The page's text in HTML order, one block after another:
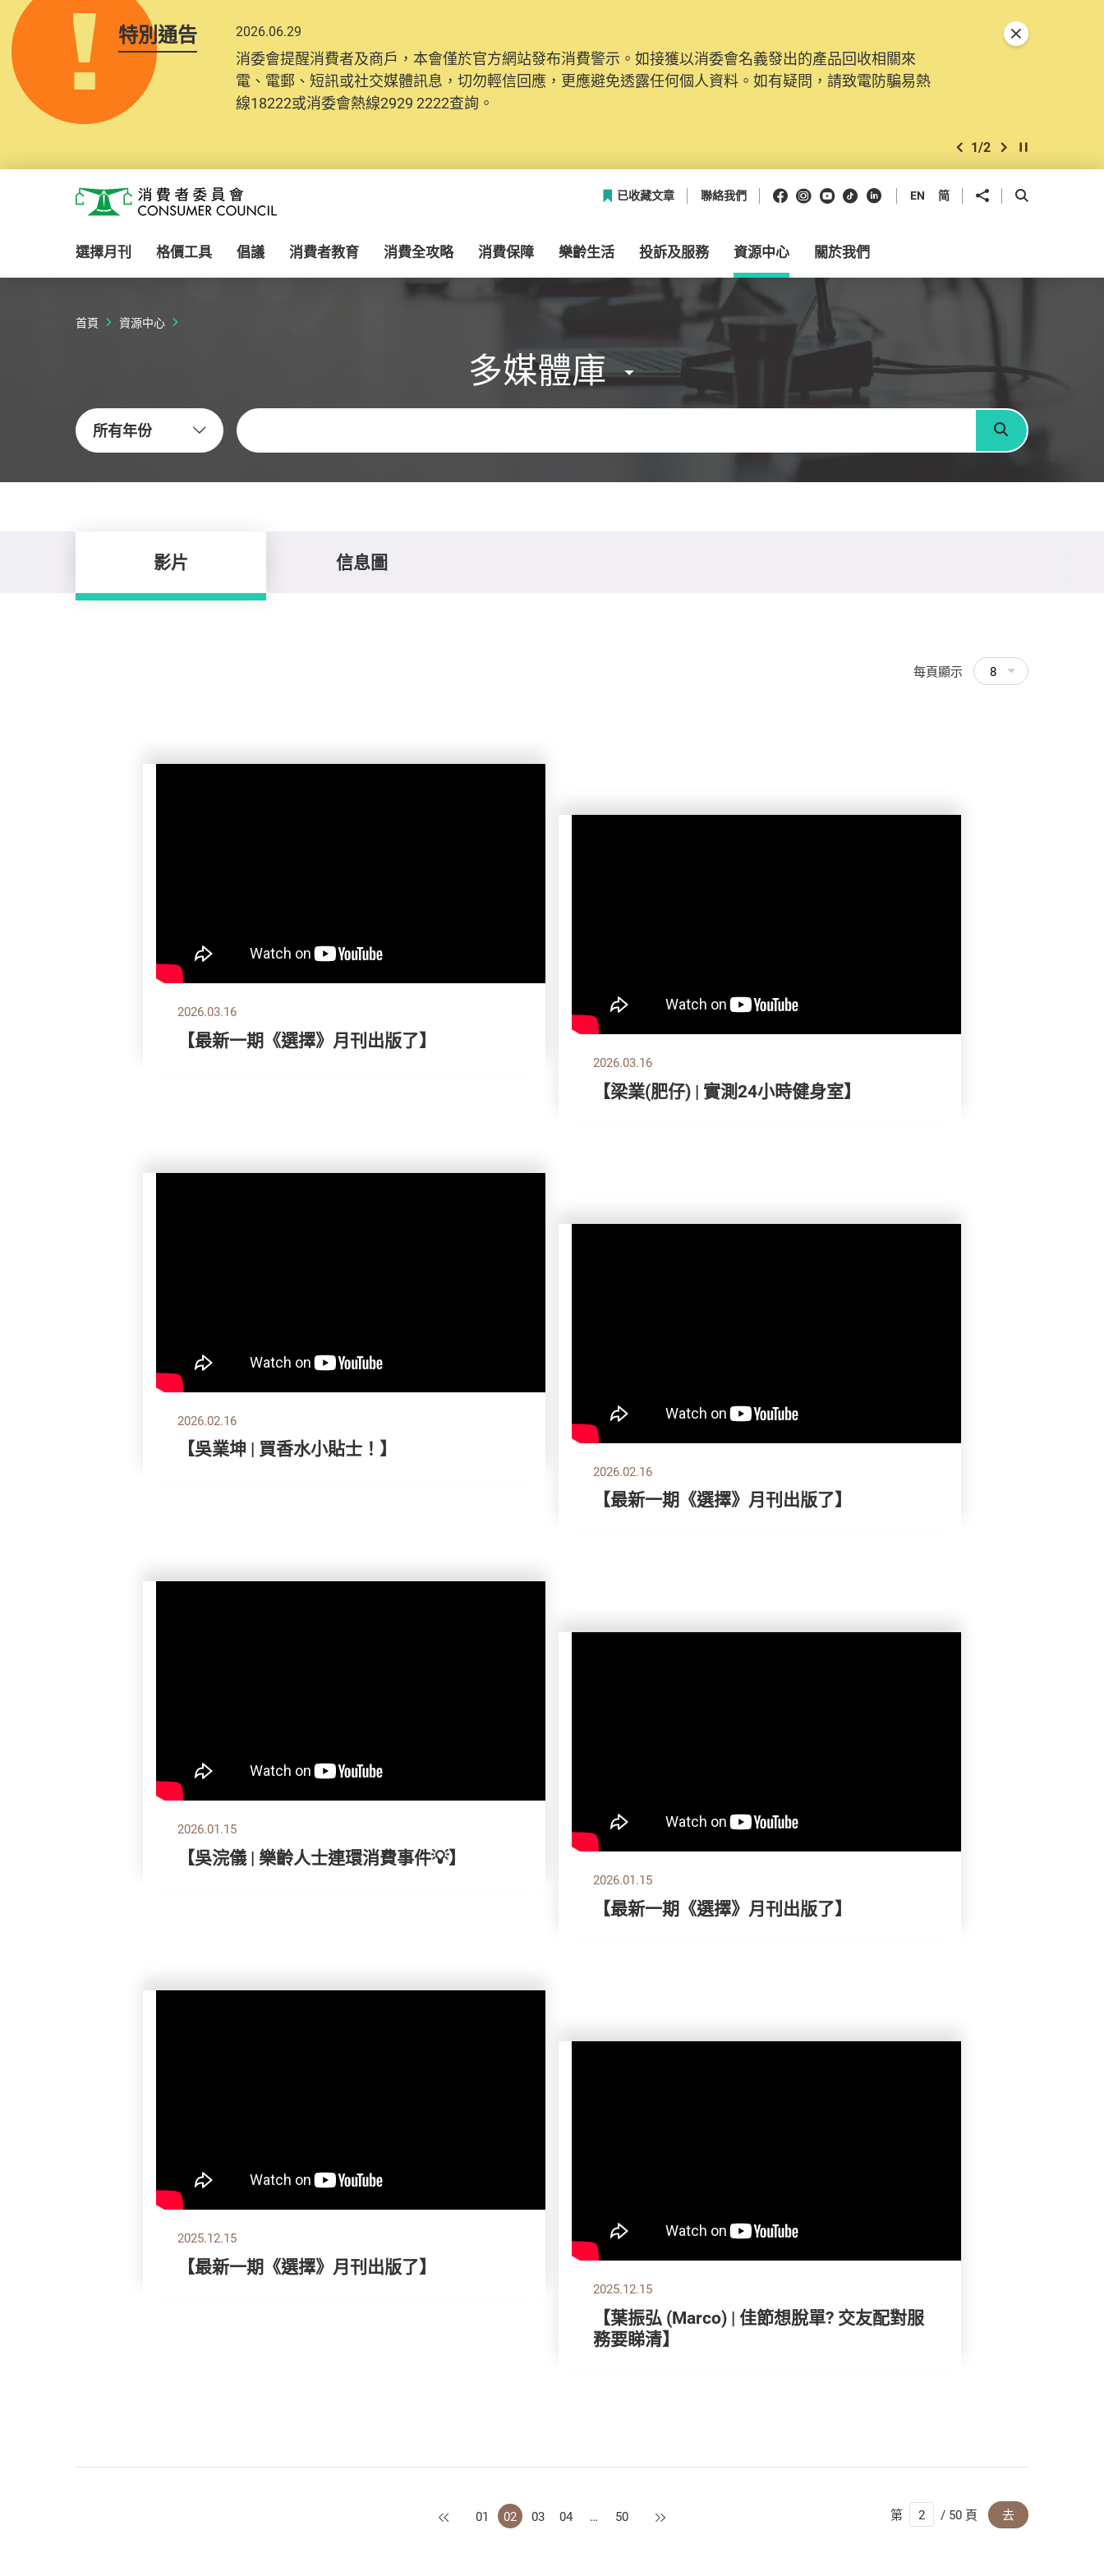
特別通告 2026.06.29
消委會提醒消費者及商戶，本會僅於官方網站發布消費警示。如接獲以消委會名義發出的產品回收相關來
電、電郵、短訊或社交媒體訊息，切勿輕信回應，更應避免透露任何個人資料。如有疑問，請致電防騙易熱
線18222或消委會熱線2929 2222查詢。
2025.10.31
為提升使用者體驗及網絡安全，本會的投訴處理系統已經進行升級及推出新功能。由2025年11月10日起，
消費者需要提供基本聯絡資料（包括姓名、電郵及電話）註冊帳戶，才可提交投訴、查詢及建議。所有提交
紀錄將清晰整合於帳戶中，方便日後作出跟進。
上一個
2/2 下一個開始/暫停幻燈
關閉特別通告
消費者委員會
已收藏文章 聯絡我們 Facebook
Instagram
Youtube
抖音領英 EN 简 分享到 開啟搜尋框
選擇月刊 格價工具 倡議 消費者教育 消費全攻略 消費保障 樂齡生活 投訴及服務 資源中心 關於我們
首頁 資源中心
多媒體庫
所有年份
關鍵字
搜尋
影片 信息圖
每頁顯示 8
2026.03.16
【最新一期《選擇》月刊出版了】
2026.03.16
【梁業(肥仔) | 實測24小時健身室】
2026.02.16
【吳業坤 | 買香水小貼士！】
2026.02.16
【最新一期《選擇》月刊出版了】
2026.01.15
【吳浣儀 | 樂齡人士連環消費事件💡】
2026.01.15
【最新一期《選擇》月刊出版了】
2025.12.15
【最新一期《選擇》月刊出版了】
2025.12.15
【葉振弘 (Marco) | 佳節想脫單? 交友配對服
務要睇清】
上一頁
01 02 03 04 … 50 下一頁 第 / 50 頁 去